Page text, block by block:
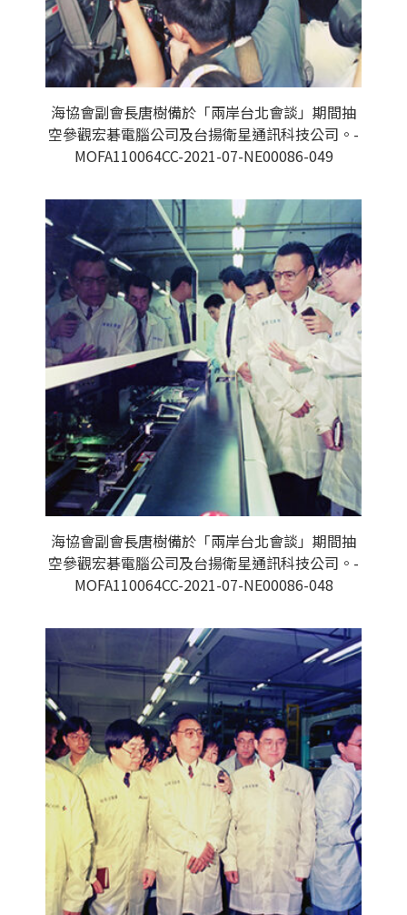
海協會副會長唐樹備於「兩岸台北會談」期間抽
空參觀宏碁電腦公司及台揚衛星通訊科技公司。-
MOFA110064CC-2021-07-NE00086-049
海協會副會長唐樹備於「兩岸台北會談」期間抽
空參觀宏碁電腦公司及台揚衛星通訊科技公司。-
MOFA110064CC-2021-07-NE00086-048